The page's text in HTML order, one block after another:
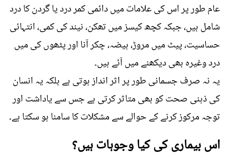
عام طور پر اس کی علامات میں دائمی کمر درد یا گردن کا درد
شامل ہیں، جبکہ کچھ کیسز میں تھکن، نیند کی کمی، انتہائی
حساسیت، پیٹ میں مروڑ، ہیضہ، چکر آنا اور پٹھوں کی میں
درد وغیرہ بھی دیکھنے میں آئے ہیں۔
یہ نہ صرف جسمانی طور پر اثر انداز ہوتی ہے بلکہ یہ انسان
کی ذہنی صحت کو بھی متاثر کرتی ہے جس سے یاداشت اور
توجہ مرکوز کرنے کے حوالے سے مشکلات کا سامنا ہو سکتا ہے۔
اس بیماری کی کیا وجوہات ہیں؟